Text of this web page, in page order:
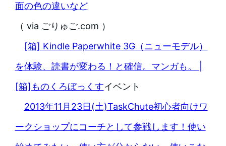
面の色の違いなど
（ via ごりゅご.com ）
[箱] Kindle Paperwhite 3G（ニューモデル）
を体験、読書が変わる！と確信。マンガも。 |
[箱]ものくろぼっくすイベント
2013年11月23日(土)TaskChute初心者向けワ
ークショップにコーチとして参戦します！使い